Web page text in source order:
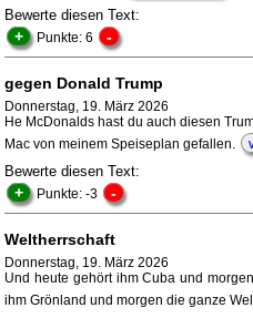
Bewerte diesen Text:
+ Punkte: 6 -
gegen Donald Trump
Donnerstag, 19. März 2026
He McDonalds hast du auch diesen
Mac von meinem Speiseplan gefallen.
Bewerte diesen Text:
+ Punkte: -3 -
Weltherrschaft
Donnerstag, 19. März 2026
Und heute gehört ihm Cuba und
ihm Grönland und morgen die ganze